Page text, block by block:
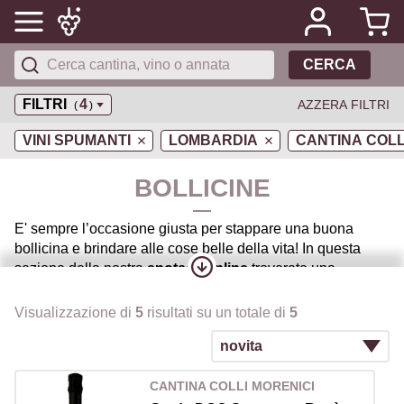
CERCA
FILTRI (4) AZZERA FILTRI
VINI SPUMANTI LOMBARDIA CANTINA
BOLLICINE
E' sempre l’occasione giusta per stappare una buona
bollicina e brindare alle cose belle della vita! In questa
sezione della nostra enoteca onlinetroverete una
frizzanti, bollicine e champagne.
vini FranciacortaDOCG La Montina
, passando agli altrettanto interessanti
Trento DOCdi Madonna delle Vittorie, consideriamo i
vini ottenuti dal Metodo Classico, ovvero tramite una
Visualizzazione di 5 risultati su un totale di 5
CANTINA COLLI MORENICI